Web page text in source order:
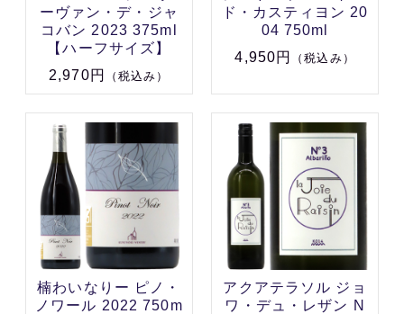
ーヴァン・デ・ジャ
コバン 2023 375ml
【ハーフサイズ】
2,970円
（税込み）
ド・カスティヨン 20
04 750ml
4,950円
（税込み）
楠わいなりー ピノ・
ノワール 2022 750m
アクアテラソル ジョ
ワ・デュ・レザン N